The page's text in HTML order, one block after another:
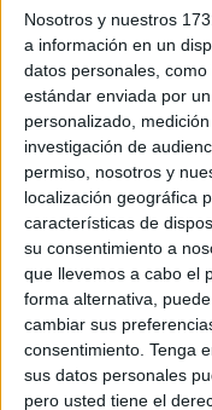
Nosotros y nuestros
a información en un
datos personales,
estándar enviada por
personalizado,
investigación de
permiso, nosotros y
localización geográfica
características de
su consentimiento a
que llevemos a cabo el
forma alternativa,
cambiar sus
consentimiento. Tenga
sus datos personales
pero usted tiene el
Los registros se han
llamativo despliegue.
Varias unidades de
viviendas objeto de
seguridad.
La investigación,
medio, está orientada
realizados entre
Operativo
personas